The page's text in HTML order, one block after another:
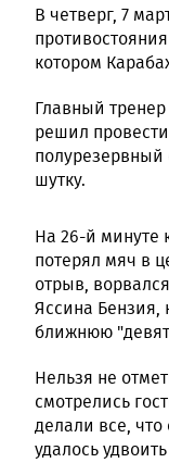
В четверг, 7
котором
Главный
решил
полурезервный
шутку.
На 26-й минуте
потерял мяч в
отрыв,
Яссина
ближнюю
Нельзя не
смотрелись
делали все,
удалось